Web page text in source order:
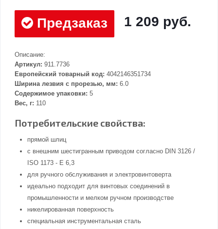
Предзаказ 1 209 руб.
Описание:
Артикул: 911.7736
Европейский товарный код: 4042146351734
Ширина лезвия с прорезью, мм: 6.0
Содержимое упаковки: 5
Вес, г: 110
Потребительские свойства:
прямой шлиц
с внешним шестигранным приводом согласно DIN 3126 /
ISO 1173 - E 6,3
для ручного обслуживания и электровинтоверта
идеально подходит для винтовых соединений в
промышленности и мелком ручном производстве
никелированная поверхность
специальная инструментальная сталь